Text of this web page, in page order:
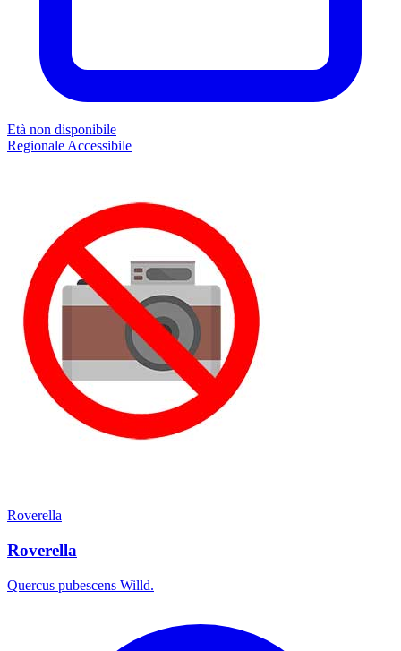
Età non disponibile
Regionale Accessibile
Roverella
Roverella
Quercus pubescens Willd.